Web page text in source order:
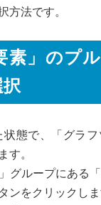
方法です。
素」のプ
態で、「グラフ
す。
グループにある
をクリックしま